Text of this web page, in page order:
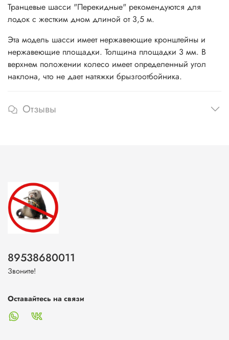
Транцевые шасси "Перекидные" рекомендуются для
лодок с жестким дном длиной от 3,5 м.
Эта модель шасси имеет нержавеющие кронштейны и
нержавеющие площадки. Толщина площадки 3 мм. В
верхнем положении колесо имеет определенный угол
наклона, что не дает натяжки брызгоотбойника.
Отзывы
89538680011
Звоните!
Оставайтесь на связи